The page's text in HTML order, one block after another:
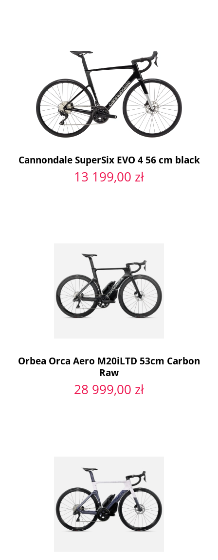
Cannondale SuperSix EVO 4 56 cm black
13 199,00 zł
Orbea Orca Aero M20iLTD 53cm Carbon
Raw
28 999,00 zł